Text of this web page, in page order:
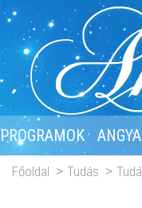
PROGRAMOK
Főoldal Tudás